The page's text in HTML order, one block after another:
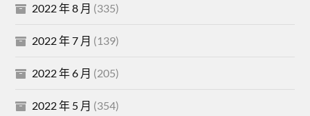
2022 年 8 月 (335)
2022 年 7 月 (139)
2022 年 6 月 (205)
2022 年 5 月 (354)